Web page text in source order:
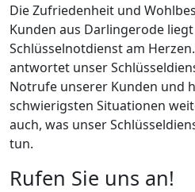
Die Zufriedenheit und
Kunden aus Darlingerode
Schlüsselnotdienst am
antwortet unser
Notrufe unserer Kunden und
schwierigsten Situationen
auch, was unser
tun.
Rufen Sie uns an!